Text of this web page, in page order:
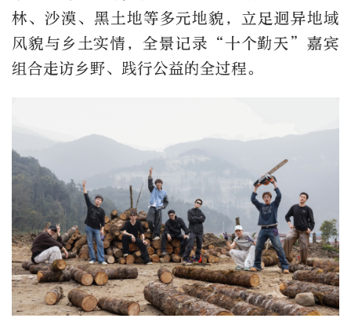
林、沙漠、黑土地等多元地貌，立足迥异地域
风貌与乡土实情，全景记录“十个勤天”嘉宾
组合走访乡野、践行公益的全过程。